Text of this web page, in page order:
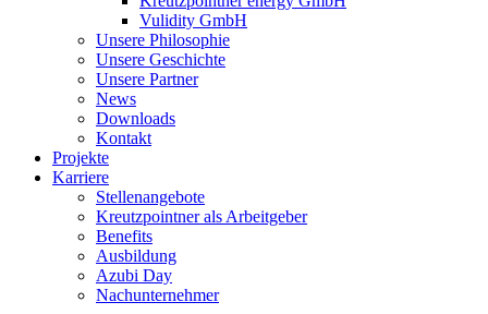
Vulidity GmbH
Unsere Philosophie
Unsere Geschichte
Unsere Partner
News
Downloads
Kontakt
Projekte
Karriere
Stellenangebote
Kreutzpointner als Arbeitgeber
Benefits
Ausbildung
Azubi Day
Nachunternehmer